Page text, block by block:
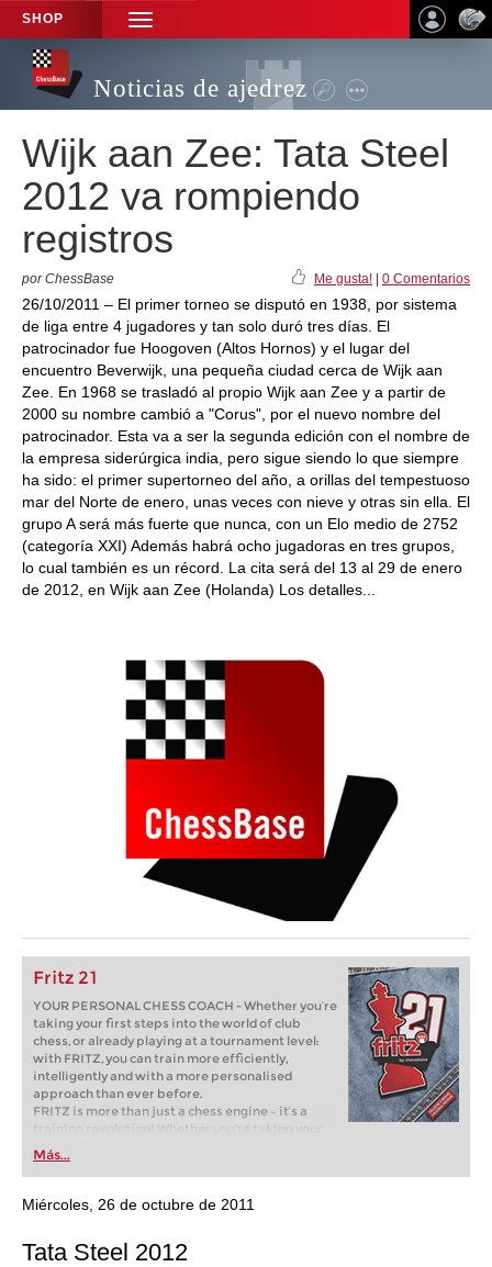
SHOP
TOGGLE
NAVIGATION
Noticias de ajedrez
Wijk aan Zee: Tata Steel
2012 va rompiendo
registros
por ChessBase Me gusta! 0 Comentarios
26/10/2011 – El primer torneo se disputó en 1938, por sistema
de liga entre 4 jugadores y tan solo duró tres días. El
patrocinador fue Hoogoven (Altos Hornos) y el lugar del
encuentro Beverwijk, una pequeña ciudad cerca de Wijk aan
Zee. En 1968 se trasladó al propio Wijk aan Zee y a partir de
2000 su nombre cambió a "Corus", por el nuevo nombre del
patrocinador. Esta va a ser la segunda edición con el nombre de
la empresa siderúrgica india, pero sigue siendo lo que siempre
ha sido: el primer supertorneo del año, a orillas del tempestuoso
mar del Norte de enero, unas veces con nieve y otras sin ella. El
grupo A será más fuerte que nunca, con un Elo medio de 2752
(categoría XXI) Además habrá ocho jugadoras en tres grupos,
lo cual también es un récord. La cita será del 13 al 29 de enero
de 2012, en Wijk aan Zee (Holanda) Los detalles...
Fritz 21
YOUR PERSONAL CHESS COACH - Whether you’re
taking your first steps into the world of club
chess, or already playing at a tournament level:
with FRITZ, you can train more efficiently,
intelligently and with a more personalised
approach than ever before.
FRITZ is more than just a chess engine – it’s a
training revolution! Whether you’re taking your
first steps into the world of club chess, or already
playing at a tournament level: with FRITZ, you can
train more efficiently, intelligently and with a
more personalised approach than ever before.
Más...
Miércoles, 26 de octubre de 2011
Tata Steel 2012